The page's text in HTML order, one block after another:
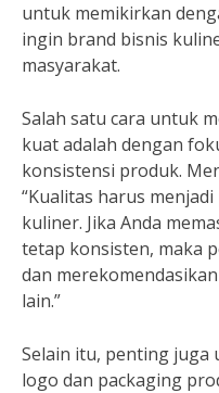
untuk memikirkan
ingin brand bisnis
masyarakat.
Salah satu cara untuk
kuat adalah dengan
konsistensi produk.
“Kualitas harus
kuliner. Jika Anda
tetap konsisten, maka
dan
lain.”
Selain itu, penting juga
logo dan packaging